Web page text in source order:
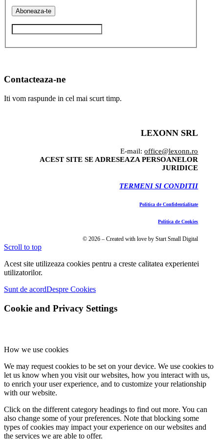
Contacteaza-ne
Iti vom raspunde in cel mai scurt timp.
LEXONN SRL
E-mail:office@lexonn.ro
ACEST SITE SE ADRESEAZA PERSOANELOR
JURIDICE
TERMENI SI CONDITII
Politica de Confidentialitate
Politica de Cookies
© 2026 – Created with love by Start Small Digital
Scroll to top
Acest site utilizeaza cookies pentru a creste calitatea experientei
utilizatorilor.
Sunt de acordDespre Cookies
Cookie and Privacy Settings
How we use cookies
We may request cookies to be set on your device. We use cookies to
let us know when you visit our websites, how you interact with us,
to enrich your user experience, and to customize your relationship
with our website.
Click on the different category headings to find out more. You can
also change some of your preferences. Note that blocking some
types of cookies may impact your experience on our websites and
the services we are able to offer.